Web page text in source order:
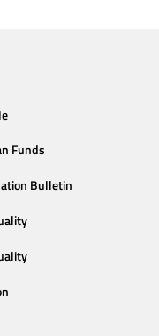
Funds
Bulletin